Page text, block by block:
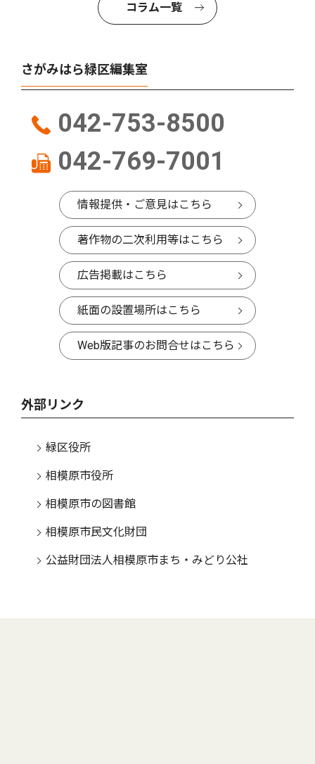
コラム一覧
さがみはら緑区編集室
042-753-8500
042-769-7001
情報提供・ご意見はこちら
著作物の二次利用等はこちら
広告掲載はこちら
紙面の設置場所はこちら
Web版記事のお問合せはこちら
外部リンク
緑区役所
相模原市役所
相模原市の図書館
相模原市民文化財団
公益財団法人相模原市まち・みどり公社